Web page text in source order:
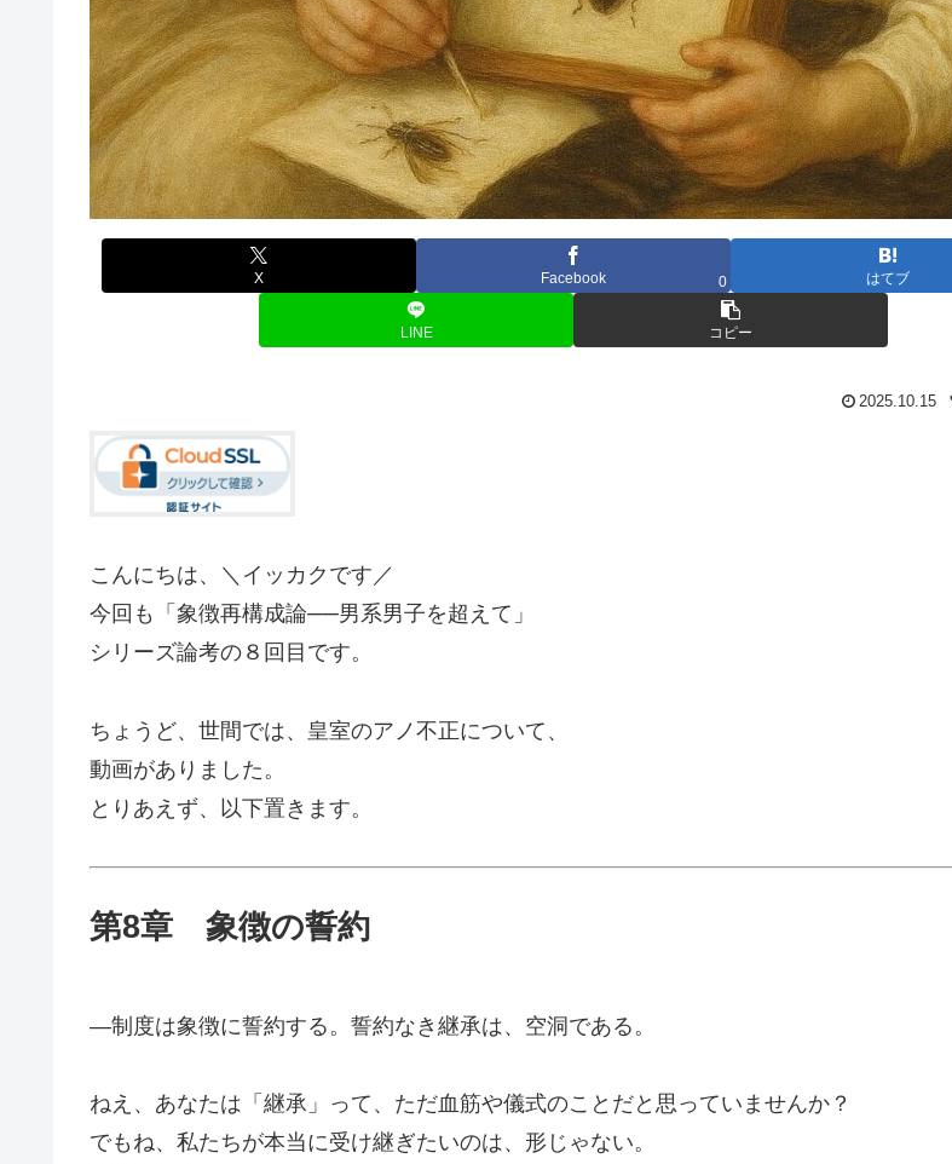
X Facebook 0 はてブ
LINE コピー
2025.10.15
こんにちは、＼イッカクです／
今回も「象徴再構成論──男系男子を超えて」
シリーズ論考の８回目です。
ちょうど、世間では、皇室のアノ不正について、
動画がありました。
とりあえず、以下置きます。
第8章 象徴の誓約
—制度は象徴に誓約する。誓約なき継承は、空洞である。
ねえ、あなたは「継承」って、ただ血筋や儀式のことだと思っていませんか？
でもね、私たちが本当に受け継ぎたいのは、形じゃない。